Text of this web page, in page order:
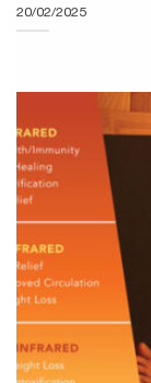
20/02/2025